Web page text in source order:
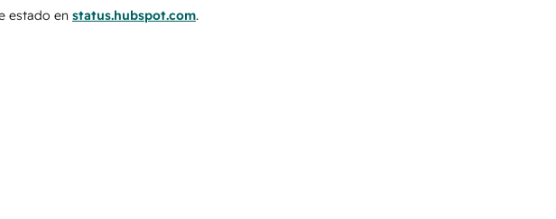
estado en status.hubspot.com.